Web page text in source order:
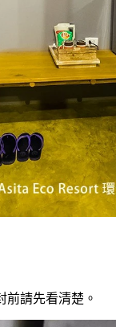
前請先看清楚。